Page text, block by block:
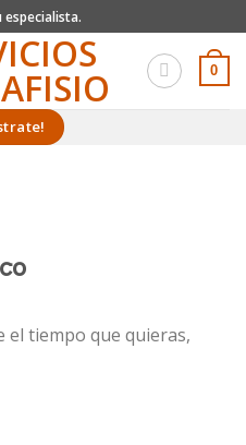
especialista.
0
el tiempo que quieras,